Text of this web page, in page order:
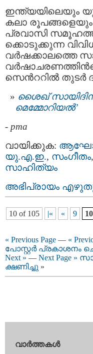
ഇന്ത്യയിലെയും
കലാ രൂപങ്ങളെയും
പ്രവാസി
ക്കൊടുക്കുന്ന
വർഷക്കാലത്തെ
സെന്‍ററിൽ തുടർ
ശൈഖ് സായിദിനു
മെമ്മോറിയൽ’
- pma
വായിക്കുക:
യു.എ.ഇ., സംഗീതം,
സാഹിത്യം
അഭിപ്രായം
10 of 105 |« « 9 10
« Previous Page — «
പോസ്റ്റർ പ്രകാശനം
Next » — Next Page »
ക്ഷണിച്ചു »
വാര്‍ത്തകള്‍